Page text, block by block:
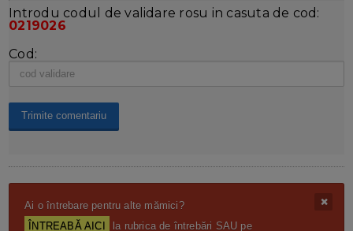
Introdu codul de validare rosu in casuta de cod:
0219026
Cod:
Ai o întrebare pentru alte mămici?
ÎNTREABĂ AICI
la rubrica de întrebări SAU pe